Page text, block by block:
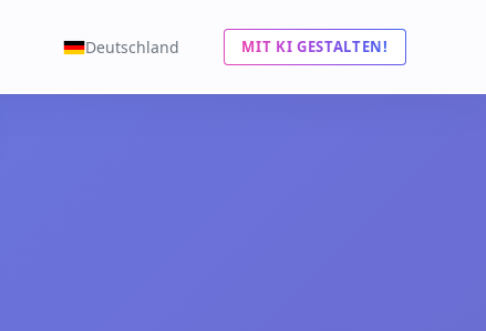
Deutschland MIT KI GESTALTEN!